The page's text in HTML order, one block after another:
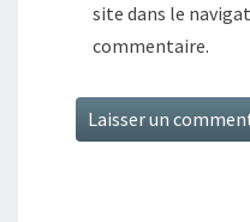
site dans le
commentaire.